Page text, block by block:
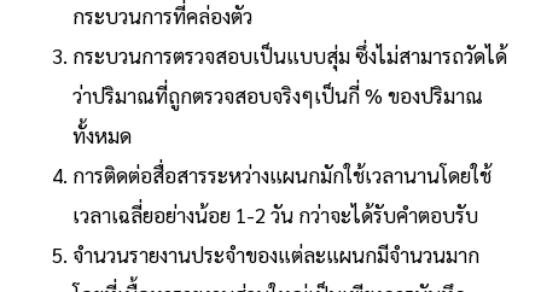
กระบวนการที่คล่องตัว
กระบวนการตรวจสอบเป็นแบบสุ่ม ซึ่งไม่สามารถวัดได้
ว่าปริมาณที่ถูกตรวจสอบจริงๆเป็นกี่ % ของปริมาณ
ทั้งหมด
การติดต่อสื่อสารระหว่างแผนกมักใช้เวลานานโดยใช้
เวลาเฉลี่ยอย่างน้อย 1-2 วัน กว่าจะได้รับคำตอบรับ
จำนวนรายงานประจำของแต่ละแผนกมีจำนวนมาก